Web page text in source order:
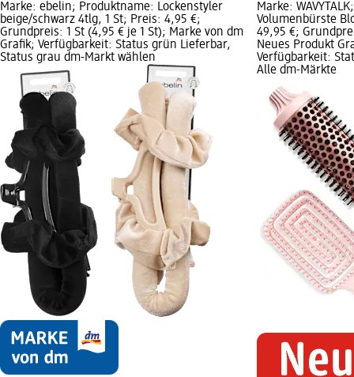
Marke: ebelin; Produktname: Lockenstyler
beige/schwarz 4tlg, 1 St; Preis: 4,95 €;
Grundpreis: 1 St (4,95 € je 1 St); Marke von dm
Grafik; Verfügbarkeit: Status grün Lieferbar,
Status grau dm-Markt wählen
Marke:
Volumenbürste
49,95 €;
Neues Produkt
Verfügbarkeit:
Alle dm-Märkte